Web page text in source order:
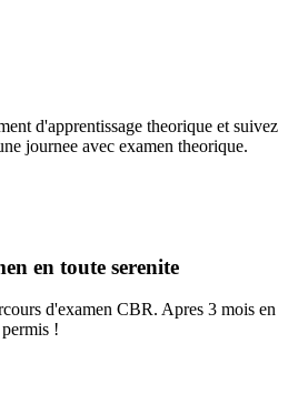
d'apprentissage theorique et suivez
journee avec examen theorique.
en toute serenite
d'examen CBR. Apres 3 mois en
!